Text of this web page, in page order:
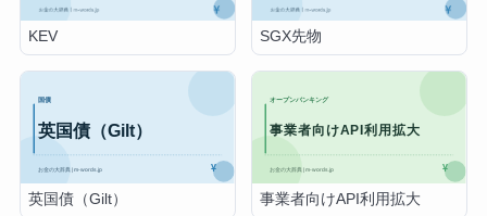
KEV SGX先物
英国債（Gilt） 事業者向けAPI利用拡大